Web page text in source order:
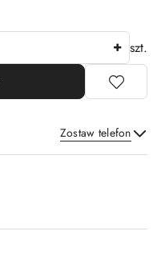
szt.
Zostaw telefon